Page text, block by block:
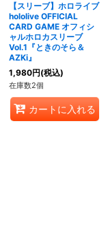
【スリーブ】ホロライブ
hololive OFFICIAL
CARD GAME オフィシ
ャルホロカスリーブ
Vol.1『ときのそら＆
AZKi』
1,980円(税込)
在庫数2個
カートに入れる